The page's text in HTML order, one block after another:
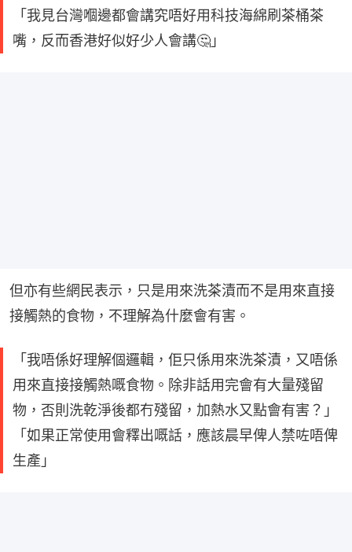
「我見台灣嗰邊都會講究唔好用科技海綿刷茶桶茶
嘴，反而香港好似好少人會講🤔」
但亦有些網民表示，只是用來洗茶漬而不是用來直接
接觸熱的食物，不理解為什麼會有害。
「我唔係好理解個邏輯，佢只係用來洗茶漬，又唔係
用來直接接觸熱嘅食物。除非話用完會有大量殘留
物，否則洗乾淨後都冇殘留，加熱水又點會有害？」
「如果正常使用會釋出嘅話，應該晨早俾人禁咗唔俾
生產」